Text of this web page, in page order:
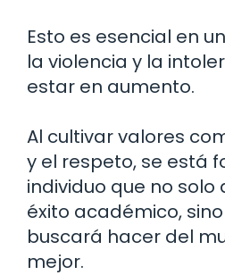
Esto es esencial en
la violencia y la
estar en aumento.
Al cultivar valores
y el respeto, se está
individuo que no
éxito académico,
buscará hacer del
mejor.